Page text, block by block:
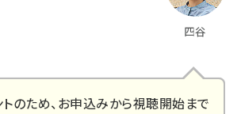
四谷
のため、お申込みから視聴開始まで